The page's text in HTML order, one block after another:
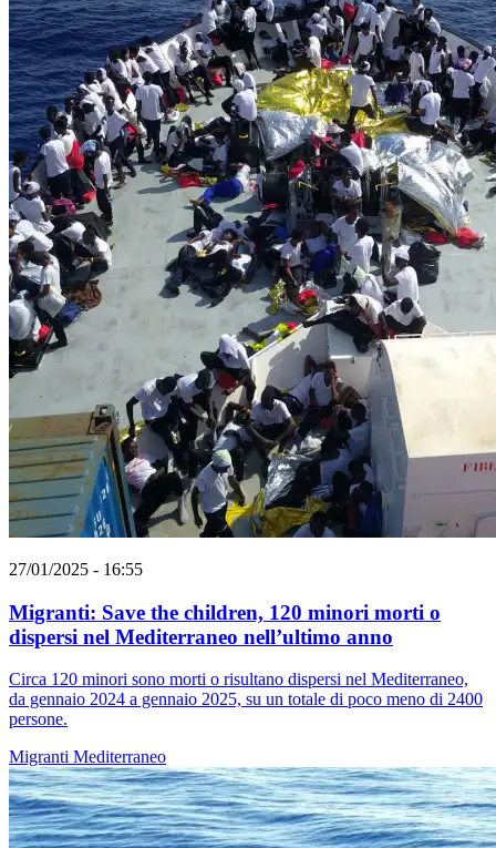
27/01/2025 - 16:55
Migranti: Save the children, 120 minori morti o
dispersi nel Mediterraneo nell’ultimo anno
Circa 120 minori sono morti o risultano dispersi nel Mediterraneo,
da gennaio 2024 a gennaio 2025, su un totale di poco meno di 2400
persone.
Migranti Mediterraneo